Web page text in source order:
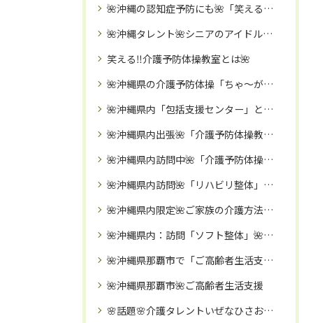
🌺沖縄の認知症予防にも🌺「笑える❗️介護予防体操教室」🌈認知症予防・引きこもり予防・転倒予防に🌈
🌺沖縄タレント🌺シニアのアイドル「いぜなひさお」氏
笑える‼️介護予防体操教室とは🌺
🌺沖縄県の介護予防体操「ちゃ～がんじゅう体操」で心も体も元気に🌺
🌺沖縄県内「包括支援センター」と介護予防イベントコラボ依頼が殺到中🌺訪問「笑える❗️介護予防体操教室」🌈
🌺沖縄県内出張🌺「介護予防体操教室」のご案内
🌺沖縄県内訪問中🌺「介護予防体操」講座🌈
🌺沖縄県内訪問🌺「リハビリ整体」🌈お伺い致しますので、時間・移動費の節約になります🌈
🌺沖縄県内限定🌺ご家族の介護方法・リハビリなどのご相談受付中🌈一人で抱え込まずにリハビリ職歴１０年以上の実務経験のある「いぜなひさお」にご相談ください🌸
🌺沖縄県内：訪問「ソフト整体」🌺～ご高齢者・障がいのある方向け～🌈バキボキしないやさしい整体🌈
🌺沖縄県那覇市で「ご高齢者生活支援」🌺リハビリ専門家と行く！リハビリを兼ねた「買い物・病院受診同行」🌈
🌺沖縄県那覇市🌺ご高齢者生活支援
🌸話題🌸介護タレントいぜなひさお氏🌈毎月約1000人に「笑える体操❌エンタメ」活動を実施中㊗️‼️